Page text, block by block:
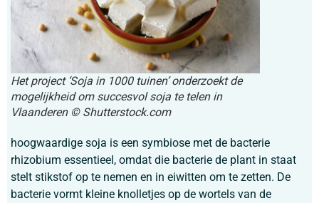
Het project ‘Soja in 1000 tuinen’ onderzoekt de
mogelijkheid om succesvol soja te telen in
Vlaanderen © Shutterstock.com
hoogwaardige soja is een symbiose met de bacterie
rhizobium essentieel, omdat die bacterie de plant in staat
stelt stikstof op te nemen en in eiwitten om te zetten. De
bacterie vormt kleine knolletjes op de wortels van de